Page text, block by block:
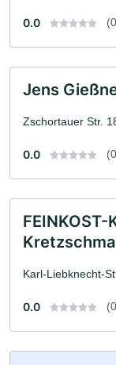
0.0
Jens
Zschortauer Str.
0.0
Karl-Liebknecht-
0.0